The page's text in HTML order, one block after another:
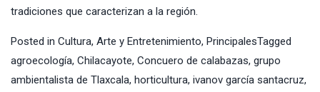
tradiciones que caracterizan a la región.
Posted in Cultura, Arte y Entretenimiento, PrincipalesTagged
agroecología, Chilacayote, Concuero de calabazas, grupo
ambientalista de Tlaxcala, horticultura, ivanov garcía santacruz,